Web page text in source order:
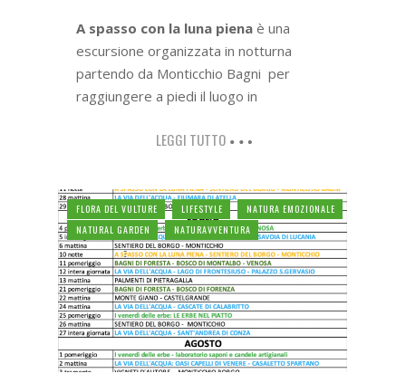
A spasso con la luna piena è una
escursione organizzata in notturna
partendo da Monticchio Bagni per
raggiungere a piedi il luogo in
LEGGI TUTTO
FLORA DEL VULTURE LIFESTYLE
NATURA EMOZIONALE
NATURAL GARDEN
NATURAVVENTURA